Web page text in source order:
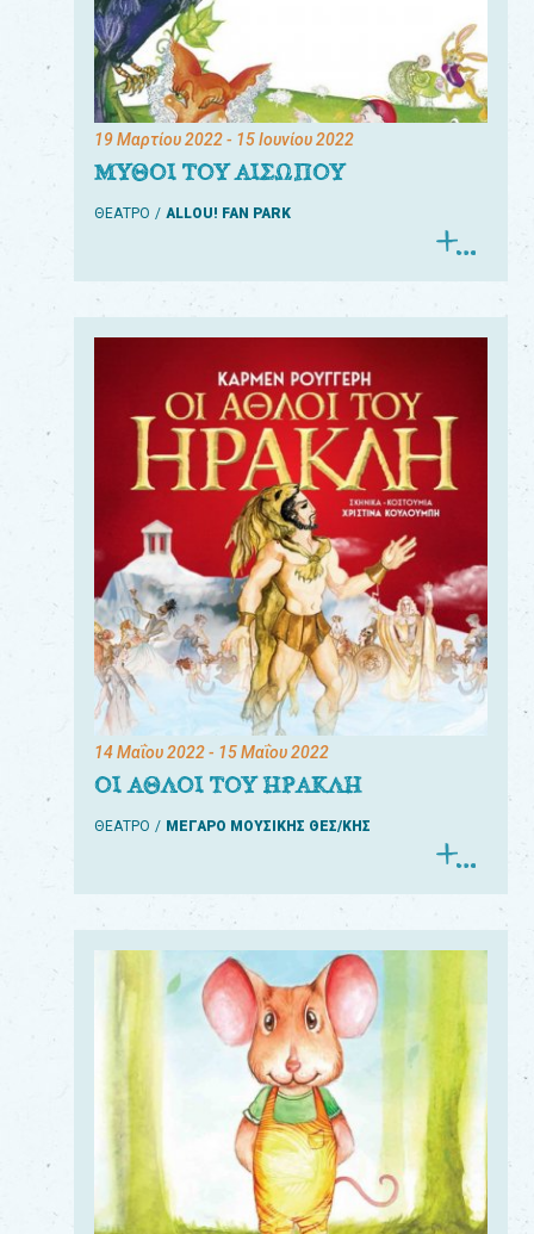
19 Μαρτίου 2022- 15 Ιουνίου 2022
ΜΥΘΟΙ ΤΟΥ ΑΙΣΩΠΟΥ
ΘΕΑΤΡΟ ALLOU! FAN PARK
14 Μαΐου 2022- 15 Μαΐου 2022
ΟΙ ΑΘΛΟΙ ΤΟΥ ΗΡΑΚΛΗ
ΘΕΑΤΡΟ ΜΕΓΑΡΟ ΜΟΥΣΙΚΗΣ ΘΕΣ/ΚΗΣ